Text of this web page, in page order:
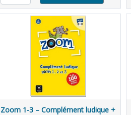
Zoom 1-3 – Complément ludique +